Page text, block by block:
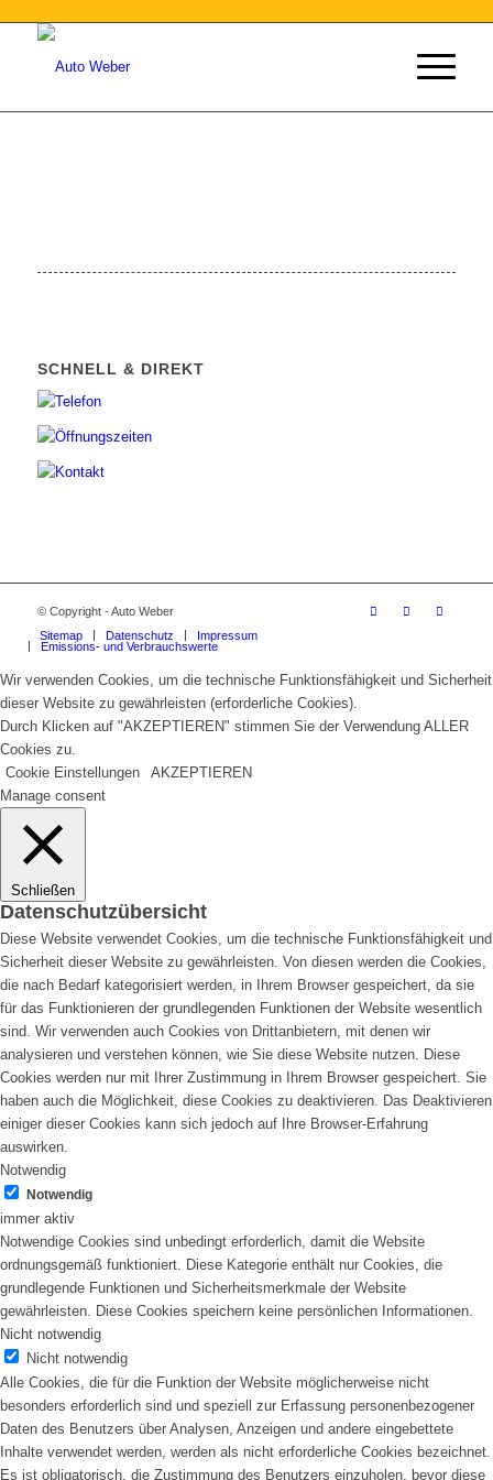
SCHNELL & DIREKT
© Copyright - Auto Weber
Sitemap
Datenschutz
Impressum
Emissions- und Verbrauchswerte
Wir verwenden Cookies, um die technische Funktionsfähigkeit und Sicherheit
dieser Website zu gewährleisten (erforderliche Cookies).
Durch Klicken auf "AKZEPTIEREN" stimmen Sie der Verwendung ALLER
Cookies zu.
Cookie Einstellungen
AKZEPTIEREN
Manage consent
Schließen
Datenschutzübersicht
Diese Website verwendet Cookies, um die technische Funktionsfähigkeit und
Sicherheit dieser Website zu gewährleisten. Von diesen werden die Cookies,
die nach Bedarf kategorisiert werden, in Ihrem Browser gespeichert, da sie
für das Funktionieren der grundlegenden Funktionen der Website wesentlich
sind. Wir verwenden auch Cookies von Drittanbietern, mit denen wir
analysieren und verstehen können, wie Sie diese Website nutzen. Diese
Cookies werden nur mit Ihrer Zustimmung in Ihrem Browser gespeichert. Sie
haben auch die Möglichkeit, diese Cookies zu deaktivieren. Das Deaktivieren
einiger dieser Cookies kann sich jedoch auf Ihre Browser-Erfahrung
auswirken.
Notwendig
Notwendig
immer aktiv
Notwendige Cookies sind unbedingt erforderlich, damit die Website
ordnungsgemäß funktioniert. Diese Kategorie enthält nur Cookies, die
grundlegende Funktionen und Sicherheitsmerkmale der Website
gewährleisten. Diese Cookies speichern keine persönlichen Informationen.
Nicht notwendig
Nicht notwendig
Alle Cookies, die für die Funktion der Website möglicherweise nicht
besonders erforderlich sind und speziell zur Erfassung personenbezogener
Daten des Benutzers über Analysen, Anzeigen und andere eingebettete
Inhalte verwendet werden, werden als nicht erforderliche Cookies bezeichnet.
Es ist obligatorisch, die Zustimmung des Benutzers einzuholen, bevor diese